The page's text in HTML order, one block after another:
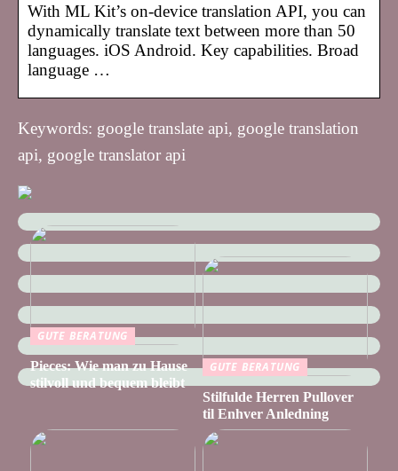
With ML Kit’s on-device translation API, you can
dynamically translate text between more than 50
languages. iOS Android. Key capabilities. Broad
language …
Keywords: google translate api, google translation
api, google translator api
GUTE BERATUNG
Pieces: Wie man zu Hause
stilvoll und bequem bleibt
GUTE BERATUNG
Stilfulde Herren Pullover
til Enhver Anledning